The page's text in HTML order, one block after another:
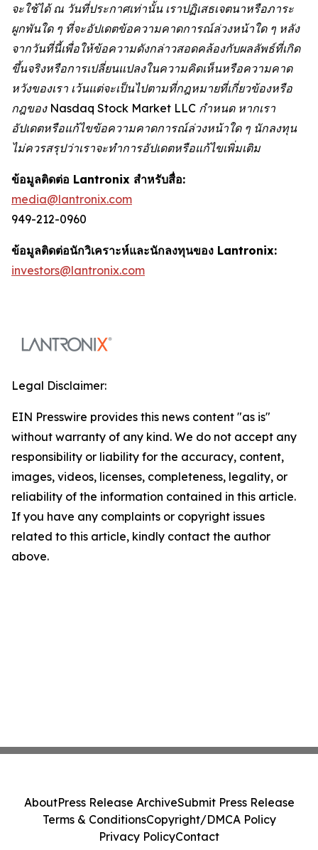
จะใช้ได้ ณ วันที่ประกาศเท่านั้น เราปฏิเสธเจตนาหรือภาระ
ผูกพันใด ๆ ที่จะอัปเดตข้อความคาดการณ์ล่วงหน้าใด ๆ หลัง
จากวันที่นี้เพื่อให้ข้อความดังกล่าวสอดคล้องกับผลลัพธ์ที่เกิด
ขึ้นจริงหรือการเปลี่ยนแปลงในความคิดเห็นหรือความคาด
หวังของเรา เว้นแต่จะเป็นไปตามที่กฎหมายที่เกี่ยวข้องหรือ
กฎของ Nasdaq Stock Market LLC กำหนด หากเรา
อัปเดตหรือแก้ไขข้อความคาดการณ์ล่วงหน้าใด ๆ นักลงทุน
ไม่ควรสรุปว่าเราจะทำการอัปเดตหรือแก้ไขเพิ่มเติม
ข้อมูลติดต่อ Lantronix สำหรับสื่อ:
media@lantronix.com
949-212-0960
ข้อมูลติดต่อนักวิเคราะห์และนักลงทุนของ Lantronix:
investors@lantronix.com
Legal Disclaimer:
EIN Presswire provides this news content "as is"
without warranty of any kind. We do not accept any
responsibility or liability for the accuracy, content,
images, videos, licenses, completeness, legality, or
reliability of the information contained in this article.
If you have any complaints or copyright issues
related to this article, kindly contact the author
above.
AboutPress Release ArchiveSubmit Press Release
Terms & ConditionsCopyright/DMCA Policy
Privacy PolicyContact